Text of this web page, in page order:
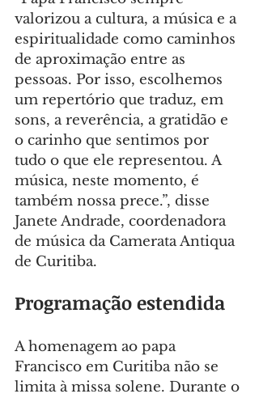
valorizou a cultura, a música e a
espiritualidade como caminhos
de aproximação entre as
pessoas. Por isso, escolhemos
um repertório que traduz, em
sons, a reverência, a gratidão e
o carinho que sentimos por
tudo o que ele representou. A
música, neste momento, é
também nossa prece.”, disse
Janete Andrade, coordenadora
de música da Camerata Antiqua
de Curitiba.
Programação estendida
A homenagem ao papa
Francisco em Curitiba não se
limita à missa solene. Durante o